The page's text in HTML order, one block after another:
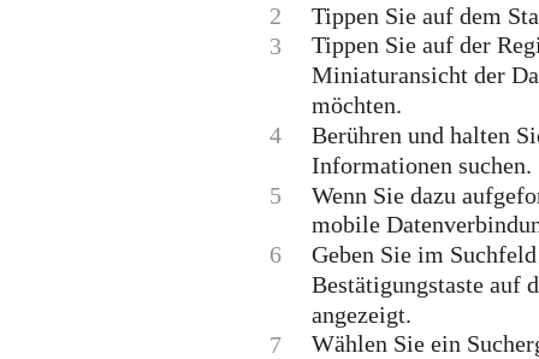
2
Tippen Sie auf dem
3
Tippen Sie auf der
Miniaturansicht der
möchten.
4
Berühren und halten
Informationen suchen.
5
Wenn Sie dazu
mobile
6
Geben Sie im
Bestätigungstaste auf
angezeigt.
7
Wählen Sie ein